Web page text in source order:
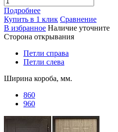
Подробнее
Купить в 1 клик Сравнение
В избранное Наличие уточните
Сторона открывания
Петли справа
Петли слева
Ширина короба, мм.
860
960